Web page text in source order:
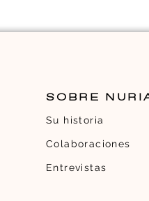
SOBRE
Su historia
Colaboraciones
Entrevistas